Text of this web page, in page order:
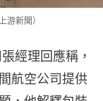
游新聞）
經理回應稱，
航空公司提供